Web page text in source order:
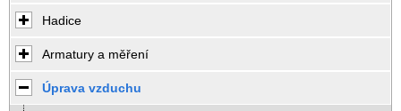
Hadice
Armatury a měření
Úprava vzduchu